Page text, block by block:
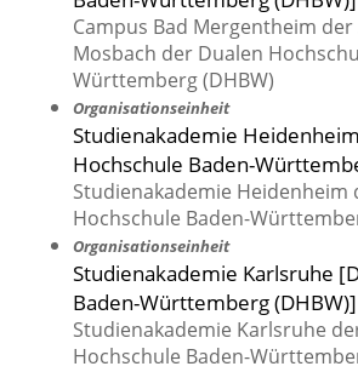
Campus Bad Mergentheim
Mosbach der Dualen
Württemberg (DHBW)
Organisationseinheit
Studienakademie
Hochschule Baden-
Studienakademie Heidenheim
Hochschule Baden-
Organisationseinheit
Studienakademie Karlsruhe
Baden-Württemberg
Studienakademie Karlsruhe
Hochschule Baden-